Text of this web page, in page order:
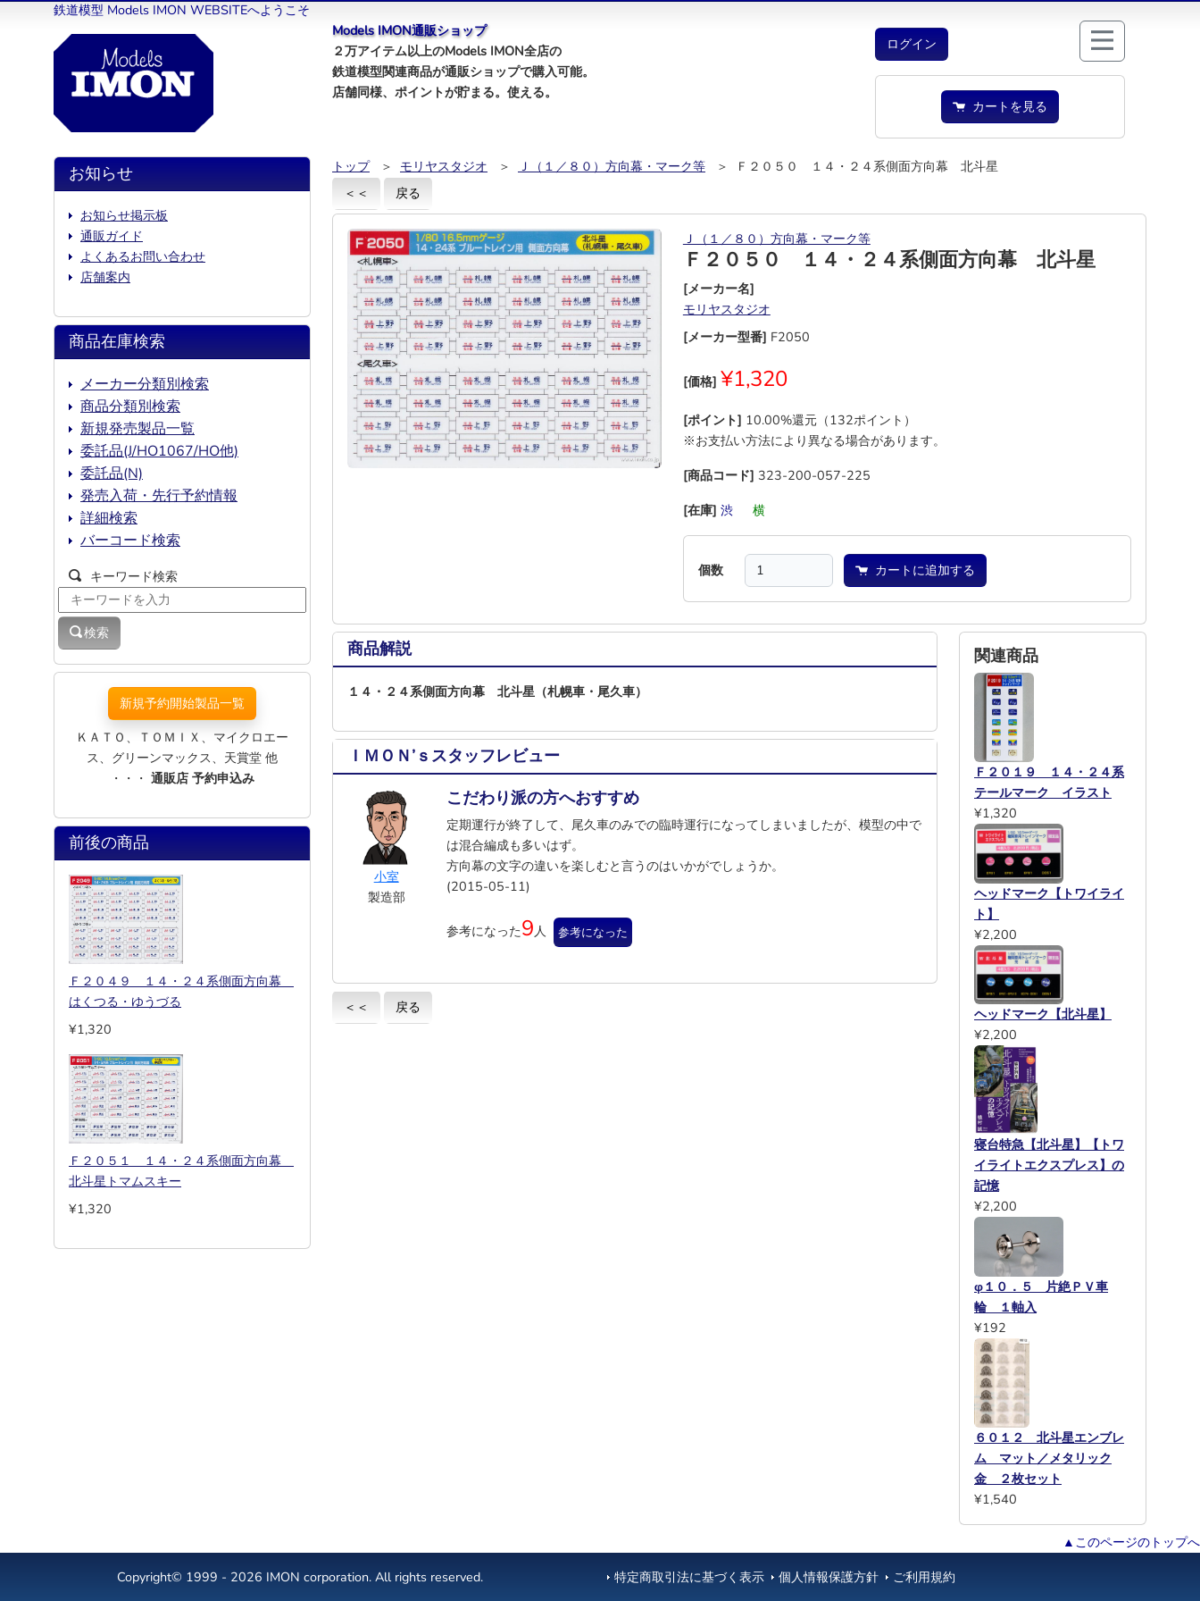
鉄道模型 Models IMON WEBSITEへようこそ
Models IMON通販ショップ
２万アイテム以上のModels IMON全店の
鉄道模型関連商品が通販ショップで購入可能。
店舗同様、ポイントが貯まる。使える。
ログイン
カートを見る
トップ ＞ モリヤスタジオ ＞ Ｊ（１／８０）方向幕・マーク等
＞ Ｆ２０５０ １４・２４系側面方向幕 北斗星
＜＜
戻る
Ｊ（１／８０）方向幕・マーク等
Ｆ２０５０ １４・２４系側面方向幕 北斗星
[メーカー名]
モリヤスタジオ
[メーカー型番] F2050
[価格] ¥1,320
[ポイント] 10.00%還元（132ポイント）
※お支払い方法により異なる場合があります。
[商品コード] 323-200-057-225
[在庫] 渋 横
個数 カートに追加する
商品解説
１４・２４系側面方向幕 北斗星（札幌車・尾久車）
ＩＭＯＮ’ｓスタッフレビュー
小室
製造部
こだわり派の方へおすすめ
定期運行が終了して、尾久車のみでの臨時運行になってしまいましたが、模型の中で
は混合編成も多いはず。
方向幕の文字の違いを楽しむと言うのはいかがでしょうか。
(2015-05-11)
参考になった9人 参考になった
＜＜ 戻る
関連商品
Ｆ２０１９ １４・２４系
テールマーク イラスト
¥1,320
ヘッドマーク【トワイライ
ト】
¥2,200
ヘッドマーク【北斗星】
¥2,200
寝台特急【北斗星】【トワ
イライトエクスプレス】の
記憶
¥2,200
φ１０．５ 片絶ＰＶ車
輪 １軸入
¥192
６０１２ 北斗星エンブレ
ム マット／メタリック
金 ２枚セット
¥1,540
お知らせ
お知らせ掲示板
通販ガイド
よくあるお問い合わせ
店舗案内
商品在庫検索
メーカー分類別検索
商品分類別検索
新規発売製品一覧
委託品(J/HO1067/HO他)
委託品(N)
発売入荷・先行予約情報
詳細検索
バーコード検索
キーワード検索
検索
新規予約開始製品一覧
ＫＡＴＯ、ＴＯＭＩＸ、マイクロエー
ス、グリーンマックス、天賞堂 他
・・・ 通販店 予約申込み
前後の商品
Ｆ２０４９ １４・２４系側面方向幕
はくつる・ゆうづる
¥1,320
Ｆ２０５１ １４・２４系側面方向幕
北斗星トマムスキー
¥1,320
▲このページのトップへ
Copyright© 1999 - 2026 IMON corporation. All rights reserved.
特定商取引法に基づく表示 個人情報保護方針 ご利用規約